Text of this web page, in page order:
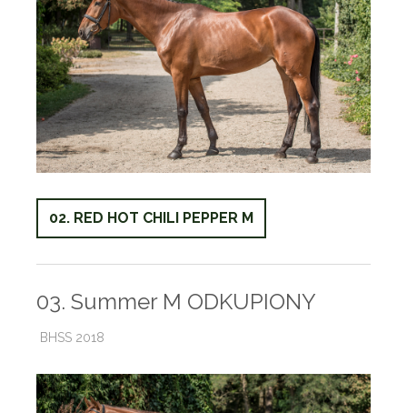
02. RED HOT CHILI PEPPER M
03. Summer M ODKUPIONY
BHSS 2018